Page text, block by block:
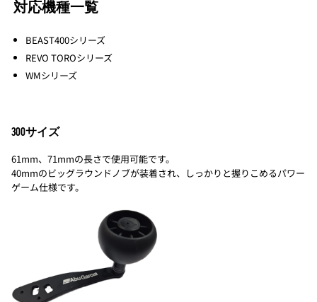
対応機種一覧
BEAST400シリーズ
REVO TOROシリーズ
WMシリーズ
300サイズ
61mm、71mmの長さで使用可能です。
40mmのビッグラウンドノブが装着され、しっかりと握りこめるパワー
ゲーム仕様です。